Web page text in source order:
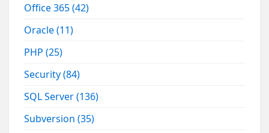
Office 365(42)
Oracle(11)
PHP(25)
Security(84)
SQL Server(136)
Subversion(35)